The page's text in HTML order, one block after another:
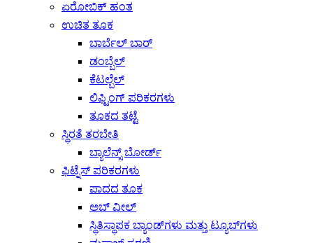
ಏರೋಬಿಕ್ ಹಂತ
ಉಚಿತ ತೂಕ
ಬಾರ್ಬೆಲ್ ಬಾರ್
ಡಂಬ್ಬೆಲ್
ಕೆಟಲ್ಬೆಲ್
ಲಿಫ್ಟಿಂಗ್ ಪರಿಕರಗಳು
ತೂಕದ ತಟ್ಟೆ
ಸ್ಥಿರತೆ ತರಬೇತಿ
ಬ್ಯಾಲೆನ್ಸ್ ಬೋರ್ಡ್
ಫಿಟ್ನೆಸ್ ಪರಿಕರಗಳು
ಪಾದದ ತೂಕ
ಅಬ್ ವೀಲ್
ಸ್ಥಿತಿಸ್ಥಾಪಕ ಬ್ಯಾಂಡ್‌ಗಳು ಮತ್ತು ಟ್ಯೂಬ್‌ಗಳು